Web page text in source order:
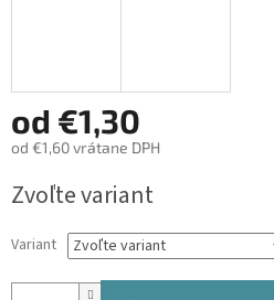
od €1,30
od €1,60vrátane DPH
cena:
Zvoľte variant
Variant